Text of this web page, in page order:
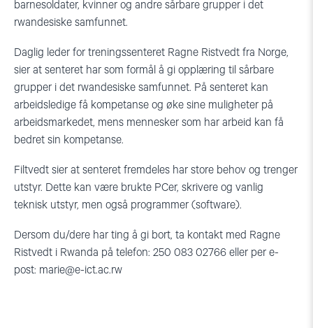
barnesoldater, kvinner og andre sårbare grupper i det
rwandesiske samfunnet.
Daglig leder for treningssenteret Ragne Ristvedt fra Norge,
sier at senteret har som formål å gi opplæring til sårbare
grupper i det rwandesiske samfunnet. På senteret kan
arbeidsledige få kompetanse og øke sine muligheter på
arbeidsmarkedet, mens mennesker som har arbeid kan få
bedret sin kompetanse.
Filtvedt sier at senteret fremdeles har store behov og trenger
utstyr. Dette kan være brukte PCer, skrivere og vanlig
teknisk utstyr, men også programmer (software).
Dersom du/dere har ting å gi bort, ta kontakt med Ragne
Ristvedt i Rwanda på telefon: 250 083 02766 eller per e-
post: marie@e-ict.ac.rw